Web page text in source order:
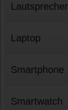
Lautsprecher
Laptop
Smartphone
Smartwatch